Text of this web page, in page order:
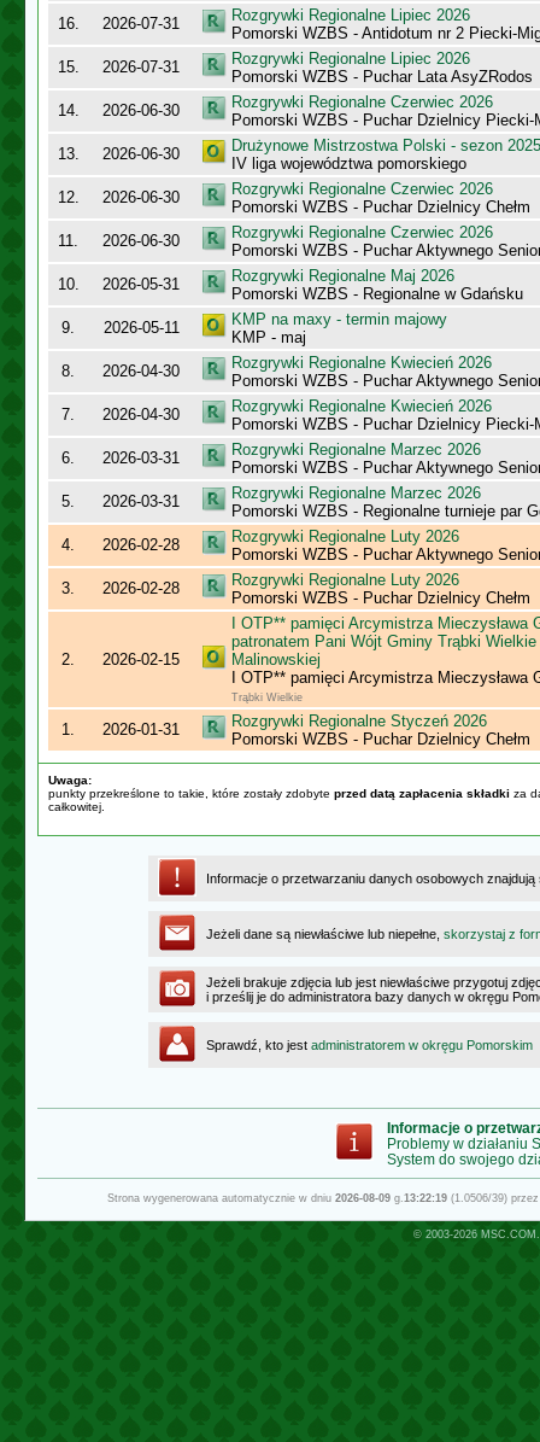
16.
2026-07-31
Rozgrywki Regionalne Lipiec 2026
Pomorski WZBS - Antidotum nr 2 Piecki-
15.
2026-07-31
Rozgrywki Regionalne Lipiec 2026
Pomorski WZBS - Puchar Lata AsyZRodos
14.
2026-06-30
Rozgrywki Regionalne Czerwiec 2026
Pomorski WZBS - Puchar Dzielnicy Piecki-
13.
2026-06-30
Drużynowe Mistrzostwa Polski - sezon
IV liga województwa pomorskiego
12.
2026-06-30
Rozgrywki Regionalne Czerwiec 2026
Pomorski WZBS - Puchar Dzielnicy Chełm
11.
2026-06-30
Rozgrywki Regionalne Czerwiec 2026
Pomorski WZBS - Puchar Aktywnego
10.
2026-05-31
Rozgrywki Regionalne Maj 2026
Pomorski WZBS - Regionalne w Gdańsku
9.
2026-05-11
KMP na maxy - termin majowy
KMP - maj
8.
2026-04-30
Rozgrywki Regionalne Kwiecień 2026
Pomorski WZBS - Puchar Aktywnego
7.
2026-04-30
Rozgrywki Regionalne Kwiecień 2026
Pomorski WZBS - Puchar Dzielnicy Piecki-
6.
2026-03-31
Rozgrywki Regionalne Marzec 2026
Pomorski WZBS - Puchar Aktywnego
5.
2026-03-31
Rozgrywki Regionalne Marzec 2026
Pomorski WZBS - Regionalne turnieje par
4.
2026-02-28
Rozgrywki Regionalne Luty 2026
Pomorski WZBS - Puchar Aktywnego
3.
2026-02-28
Rozgrywki Regionalne Luty 2026
Pomorski WZBS - Puchar Dzielnicy Chełm
2. 2026-02-15
I OTP** pamięci Arcymistrza Mieczysława
patronatem Pani Wójt Gminy Trąbki
Malinowskiej
I OTP** pamięci Arcymistrza Mieczysława
Trąbki Wielkie
1. 2026-01-31
Rozgrywki Regionalne Styczeń 2026
Pomorski WZBS - Puchar Dzielnicy Chełm
Uwaga:
punkty przekreślone to takie, które zostały zdobyte przed datą zapłacenia składki za
całkowitej.
Informacje o przetwarzaniu danych osobowych
Jeżeli dane są niewłaściwe lub niepełne, skorzystaj z
Jeżeli brakuje zdjęcia lub jest niewłaściwe przygotuj
i prześlij je do administratora bazy danych w okręgu
Sprawdź, kto jest administratorem w okręgu Pomorskim
Informacje o
Problemy w działaniu
System do swojego
Strona wygenerowana automatycznie w dniu 2026-08-09g.13:22:19(1.0506/39)
© 2003-2026